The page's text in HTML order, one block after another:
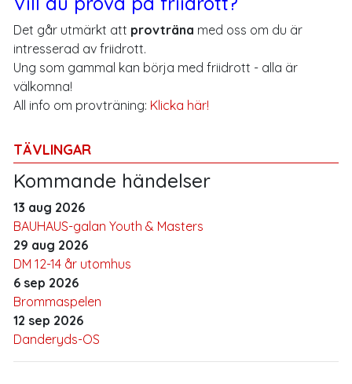
Det går utmärkt att provträna med oss om du är
intresserad av friidrott.
Ung som gammal kan börja med friidrott - alla är
välkomna!
All info om provträning: Klicka här!
TÄVLINGAR
Kommande händelser
13 aug 2026
BAUHAUS-galan Youth & Masters
29 aug 2026
DM 12-14 år utomhus
6 sep 2026
Brommaspelen
12 sep 2026
Danderyds-OS